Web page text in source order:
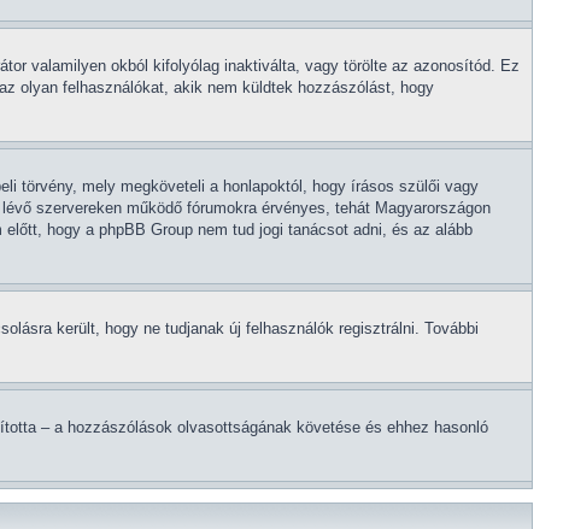
valamilyen okból kifolyólag inaktiválta, vagy törölte az azonosítód. Ez
olyan felhasználókat, akik nem küldtek hozzászólást, hogy
törvény, mely megköveteli a honlapoktól, hogy írásos szülői vagy
szervereken működő fórumokra érvényes, tehát Magyarországon
hogy a phpBB Group nem tud jogi tanácsot adni, és az alább
került, hogy ne tudjanak új felhasználók regisztrálni. További
– a hozzászólások olvasottságának követése és ehhez hasonló